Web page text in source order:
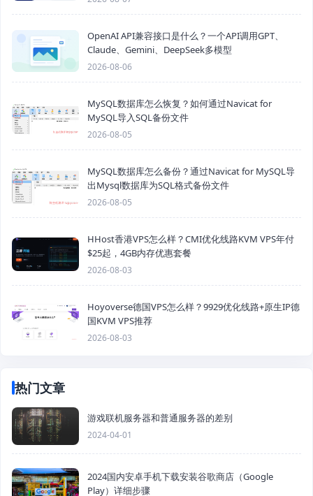
OpenAI API兼容接口是什么？一个API调用GPT、
Claude、Gemini、DeepSeek多模型
2026-08-06
MySQL数据库怎么恢复？如何通过Navicat for
MySQL导入SQL备份文件
2026-08-05
MySQL数据库怎么备份？通过Navicat for MySQL导
出Mysql数据库为SQL格式备份文件
2026-08-05
HHost香港VPS怎么样？CMI优化线路KVM VPS年付
$25起，4GB内存优惠套餐
2026-08-03
Hoyoverse德国VPS怎么样？9929优化线路+原生IP德
国KVM VPS推荐
2026-08-03
热门文章
游戏联机服务器和普通服务器的差别
2024-04-01
2024国内安卓手机下载安装谷歌商店（Google
Play）详细步骤